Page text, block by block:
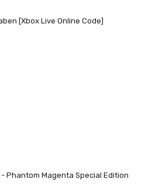
[Xbox Live Online Code]
Phantom Magenta Special Edition